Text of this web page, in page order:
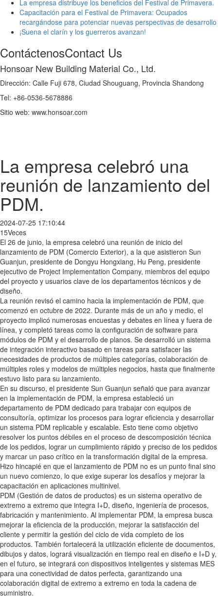
La empresa distribuye los beneficios del Festival de Primavera.
Capacitación para el Festival de Primavera: Ocupados
recargándose para potenciar nuevas perspectivas de desarrollo
¡Suena el clarín y los guerreros avanzan!
ContáctenosContact Us
Honsoar New Building Material Co., Ltd.
Dirección: Calle Fuji 678, Ciudad Shouguang, Provincia Shandong
Tel: +86-0536-5678886
Sitio web: www.honsoar.com
La empresa celebró una
reunión de lanzamiento del
PDM.
2024-07-25 17:10:44
15Veces
El 26 de junio, la empresa celebró una reunión de inicio del
lanzamiento de PDM (Comercio Exterior), a la que asistieron Sun
Guanjun, presidente de Dongyu Hongxiang, Hu Peng, presidente
ejecutivo de Project Implementation Company, miembros del equipo
del proyecto y usuarios clave de los departamentos técnicos y de
diseño.
La reunión revisó el camino hacia la implementación de PDM, que
comenzó en octubre de 2022. Durante más de un año y medio, el
proyecto implicó numerosas encuestas y debates en línea y fuera de
línea, y completó tareas como la configuración de software para
módulos de PDM y el desarrollo de planos. Se desarrolló un sistema
de integración interactivo basado en tareas para satisfacer las
necesidades de productos de múltiples categorías, colaboración de
múltiples roles y modelos de múltiples negocios, hasta que finalmente
estuvo listo para su lanzamiento.
En su discurso, el presidente Sun Guanjun señaló que para avanzar
en la implementación de PDM, la empresa estableció un
departamento de PDM dedicado para trabajar con equipos de
consultoría, optimizar los procesos para lograr eficiencia y desarrollar
un sistema PDM replicable y escalable. Esto tiene como objetivo
resolver los puntos débiles en el proceso de descomposición técnica
de los pedidos, lograr un cumplimiento rápido y preciso de los pedidos
y marcar un paso crítico en la transformación digital de la empresa.
Hizo hincapié en que el lanzamiento de PDM no es un punto final sino
un nuevo comienzo, lo que exige superar los desafíos y mejorar la
capacitación en aplicaciones multinivel.
PDM (Gestión de datos de productos) es un sistema operativo de
extremo a extremo que integra I+D, diseño, ingeniería de procesos,
fabricación y mantenimiento. Al implementar PDM, la empresa busca
mejorar la eficiencia de la producción, mejorar la satisfacción del
cliente y permitir la gestión del ciclo de vida completo de los
productos. También fortalecerá la utilización eficiente de documentos,
dibujos y datos, logrará visualización en tiempo real en diseño e I+D y,
en el futuro, se integrará con dispositivos inteligentes y sistemas MES
para una conectividad de datos perfecta, garantizando una
colaboración digital de extremo a extremo en toda la cadena de
suministro.